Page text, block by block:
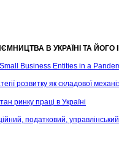
В УКРАЇНІ ТА
Business Entities in a
розвитку як складової
ринку праці в Україні
податковий,